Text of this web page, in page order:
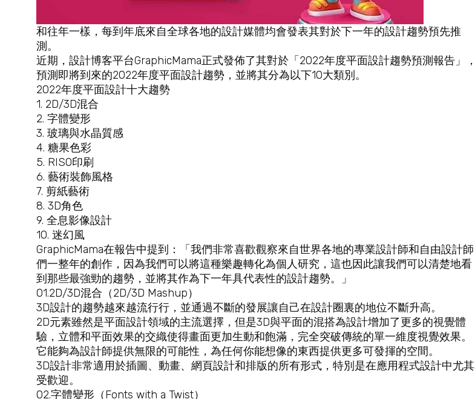
和往年一樣，每到年底來自全球各地的設計媒體均會發表其對於下一年的設計趨勢預先推
測。
近期，設計博客平台GraphicMama正式發佈了其對於「2022年度平面設計趨勢預測報告」，
預測即將到來的2022年度平面設計趨勢，並將其分為以下10大類別。
2022年度平面設計十大趨勢
1. 2D/3D混合
2. 字體變形
3. 玻璃與水晶質感
4. 糖果色彩
5. RISO印刷
6. 藝術裝飾風格
7. 剪紙藝術
8. 3D角色
9. 全息影像設計
10. 迷幻風
GraphicMama在報告中提到：「我們非常喜歡觀察來自世界各地的專業設計師和自由設計師
們一整年的創作，因為我們可以將這種樂趣轉化為個人研究，這也因此讓我們可以清楚地看
到那些最強勁的趨勢，並將其作為下一年具代表性的設計趨勢。」
01.2D/3D混合（2D/3D Mashup）
3D設計的趨勢越來越流行行，並通過不斷的發展讓自己在設計圈裏的地位不斷升高。
2D元素雖然是平面設計領域的主流選擇，但是3D與平面的混搭為設計增加了更多的視覺體
驗，立體和平面效果的交織使得畫面更加生動和飽滿，完全突破傳統的單一維度視覺效果。
它能夠為設計師提供無限的可能性，為任何你能想像的東西提供更多可發揮的空間。
3D設計非常適用於插圖、動畫、網頁設計和排版的所有形式，特別是在應用程式設計中尤其
受歡迎。
02.字體變形（Fonts with a Twist）